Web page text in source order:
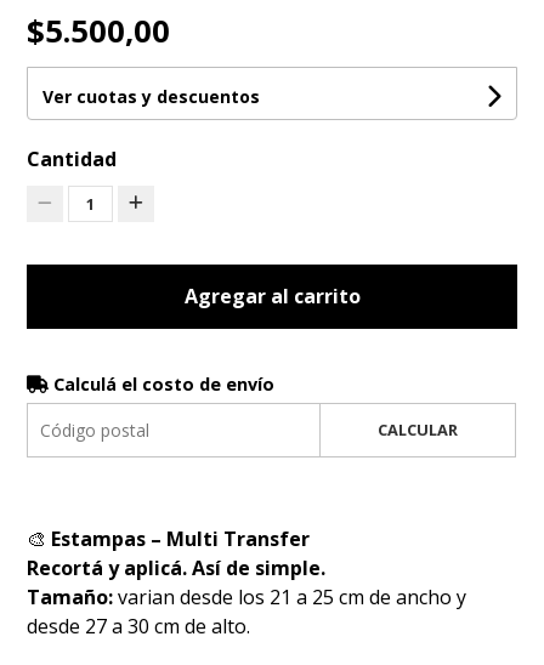
$5.500,00
Ver cuotas y descuentos
Cantidad
1
Agregar al carrito
Calculá el costo de envío
CALCULAR
🎨 Estampas – Multi Transfer
Recortá y aplicá. Así de simple.
Tamaño:varian desde los 21 a 25 cm de ancho y
desde 27 a 30 cm de alto.